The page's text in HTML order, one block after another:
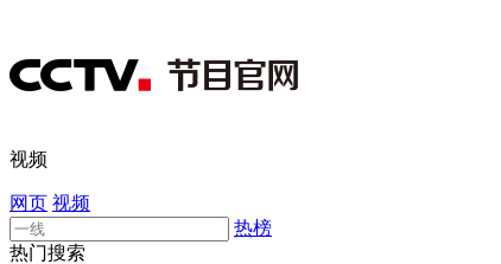
视频
网页 视频
热榜
热门搜索